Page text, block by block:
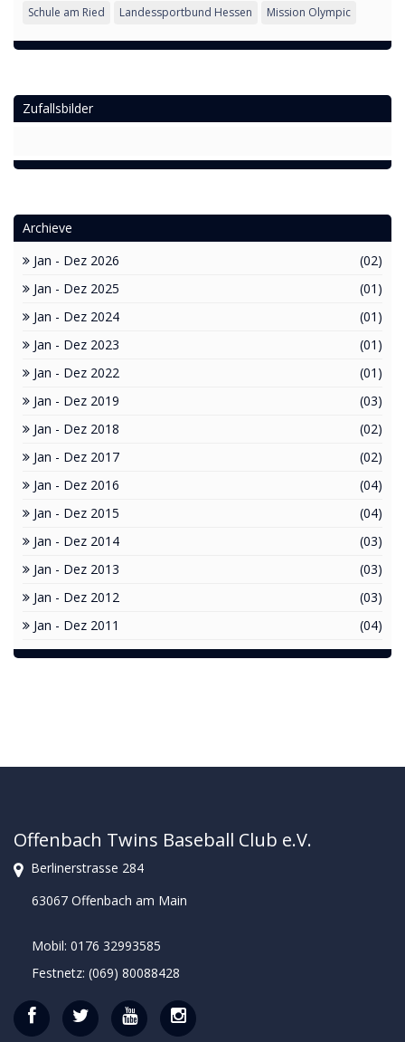
Schule am Ried Landessportbund Hessen Mission Olympic
Zufallsbilder
Archieve
Jan - Dez 2026
(02)
Jan - Dez 2025
(01)
Jan - Dez 2024
(01)
Jan - Dez 2023
(01)
Jan - Dez 2022
(01)
Jan - Dez 2019
(03)
Jan - Dez 2018
(02)
Jan - Dez 2017
(02)
Jan - Dez 2016
(04)
Jan - Dez 2015
(04)
Jan - Dez 2014
(03)
Jan - Dez 2013
(03)
Jan - Dez 2012
(03)
Jan - Dez 2011
(04)
Offenbach Twins Baseball Club e.V.
Berlinerstrasse 284
63067 Offenbach am Main
Mobil: 0176 32993585
Festnetz: (069) 80088428